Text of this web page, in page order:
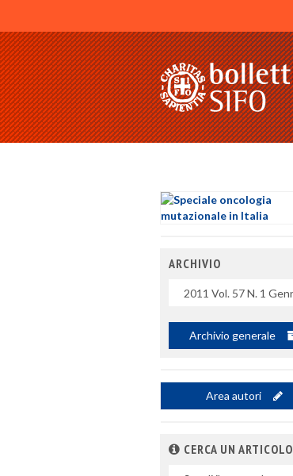
ARCHIVIO
Archivio generale
Area autori
CERCA UN ARTICOLO